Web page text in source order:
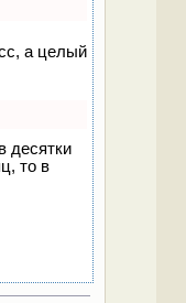
а целый
десятки
то в